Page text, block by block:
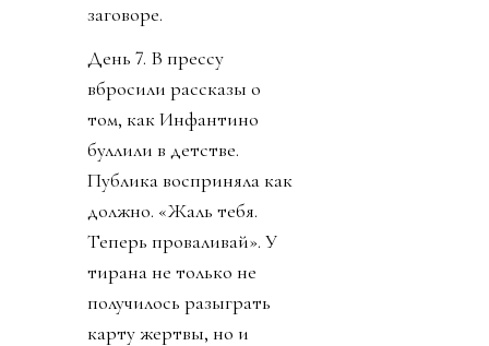
заговоре.
День 7. В прессу
вбросили рассказы о
том, как Инфантино
буллили в детстве.
Публика восприняла как
должно. «Жаль тебя.
Теперь проваливай». У
тирана не только не
получилось разыграть
карту жертвы, но и